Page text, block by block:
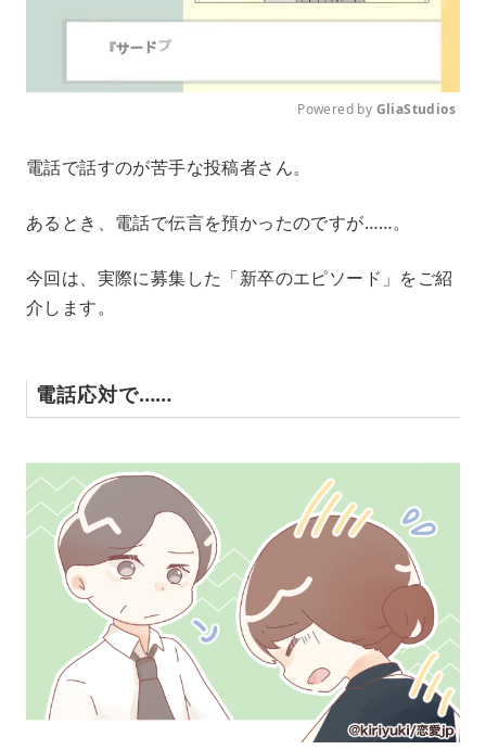
Powered by GliaStudios
電話で話すのが苦手な投稿者さん。
あるとき、電話で伝言を預かったのですが……。
今回は、実際に募集した「新卒のエピソード」をご紹
介します。
電話応対で……